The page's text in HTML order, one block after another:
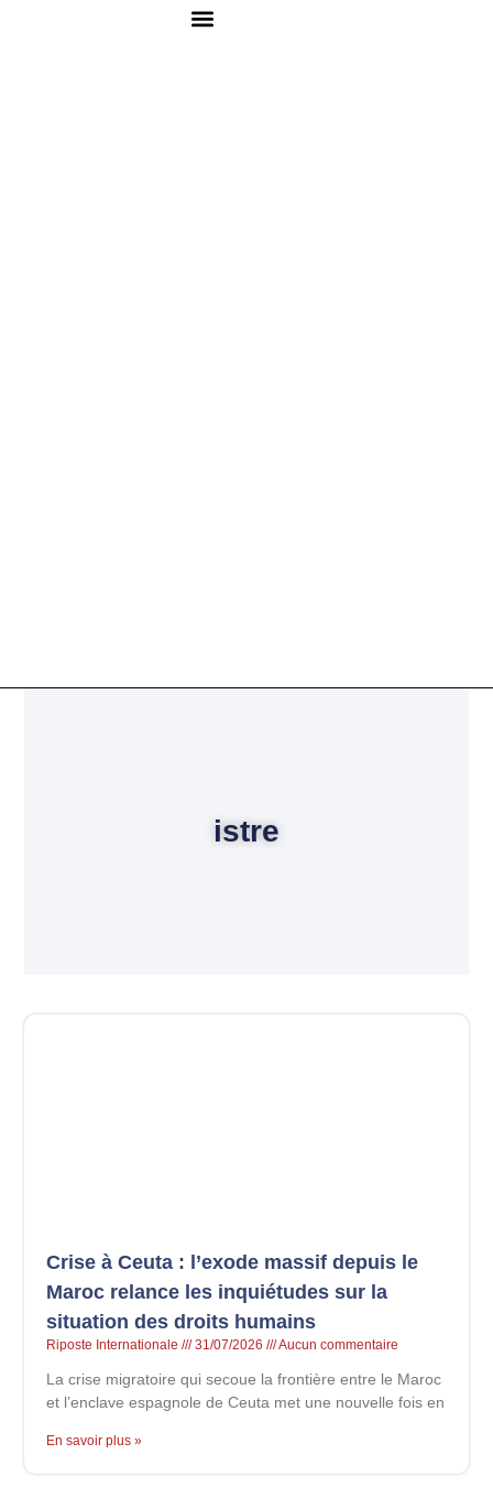
istre
Crise à Ceuta : l’exode massif depuis le
Maroc relance les inquiétudes sur la
situation des droits humains
Riposte Internationale 31/07/2026 Aucun commentaire
La crise migratoire qui secoue la frontière entre le Maroc
et l’enclave espagnole de Ceuta met une nouvelle fois en
En savoir plus »